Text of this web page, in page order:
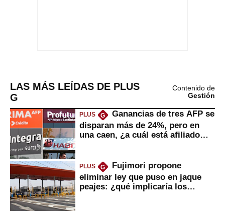
LAS MÁS LEÍDAS DE PLUS
G
Contenido de
Gestión
PLUS G
Ganancias de tres AFP se
disparan más de 24%, pero en
una caen, ¿a cuál está afiliado
PLUS G
Fujimori propone
eliminar ley que puso en jaque
peajes: ¿qué implicaría los